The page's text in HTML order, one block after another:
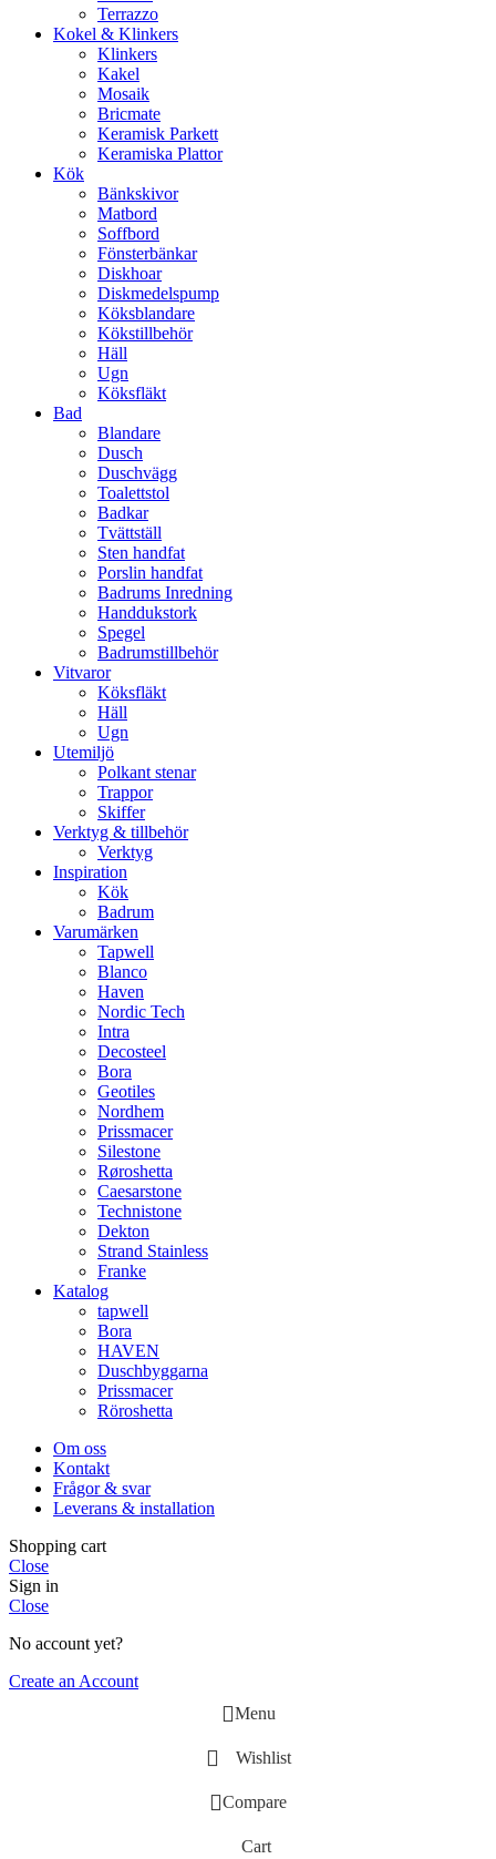
Terrazzo
Kokel & Klinkers
Klinkers
Kakel
Mosaik
Bricmate
Keramisk Parkett
Keramiska Plattor
Kök
Bänkskivor
Matbord
Soffbord
Fönsterbänkar
Diskhoar
Diskmedelspump
Köksblandare
Kökstillbehör
Häll
Ugn
Köksfläkt
Bad
Blandare
Dusch
Duschvägg
Toalettstol
Badkar
Tvättställ
Sten handfat
Porslin handfat
Badrums Inredning
Handdukstork​
Spegel
Badrumstillbehör
Vitvaror
Köksfläkt
Häll
Ugn
Utemiljö
Polkant stenar
Trappor
Skiffer
Verktyg & tillbehör
Verktyg
Inspiration
Kök
Badrum
Varumärken
Tapwell
Blanco
Haven
Nordic Tech
Intra
Decosteel
Bora
Geotiles
Nordhem
Prissmacer
Silestone
Røroshetta
Caesarstone
Technistone
Dekton
Strand Stainless
Franke
Katalog
tapwell
Bora
HAVEN
Duschbyggarna
Prissmacer
Röroshetta
Om oss
Kontakt
Frågor & svar
Leverans & installation
Shopping cart
Close
Sign in
Close
No account yet?
Create an Account
Menu
Wishlist
Compare
Cart